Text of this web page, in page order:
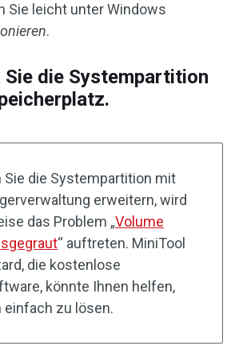
Sie leicht unter Windows
.
Sie die Systempartition
Sie die Systempartition mit
erweitern, wird
das Problem „Volume
“ auftreten. MiniTool
die kostenlose
könnte Ihnen helfen,
einfach zu lösen.